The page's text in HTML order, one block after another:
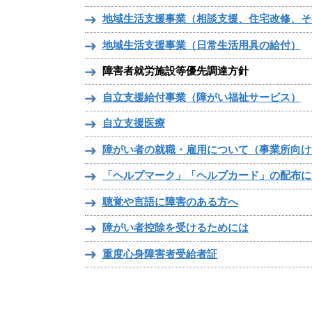
地域生活支援事業（相談支援、住宅改修、そ
地域生活支援事業（日常生活用具の給付）
障害者就労施設等優先調達方針
自立支援給付事業（障がい福祉サービス）
自立支援医療
障がい者の就職・雇用について（事業所向け
「ヘルプマーク」「ヘルプカード」の配布
聴覚や言語に障害のある方へ
障がい者控除を受けるためには
重度心身障害者受給者証